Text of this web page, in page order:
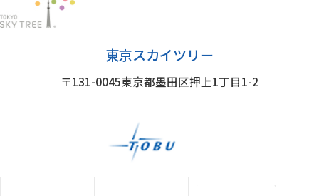
東京スカイツリー
〒131-0045東京都墨田区押上1丁目1-2